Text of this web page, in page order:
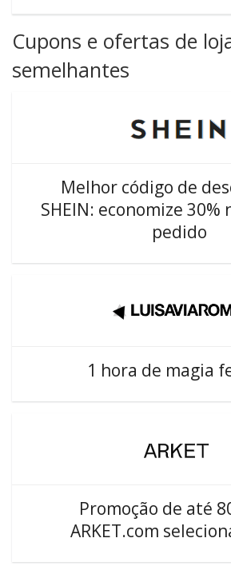
Cupons e ofertas de
semelhantes
Melhor código de
SHEIN: economize
pedido
1 hora de magia
Promoção de até
ARKET.com